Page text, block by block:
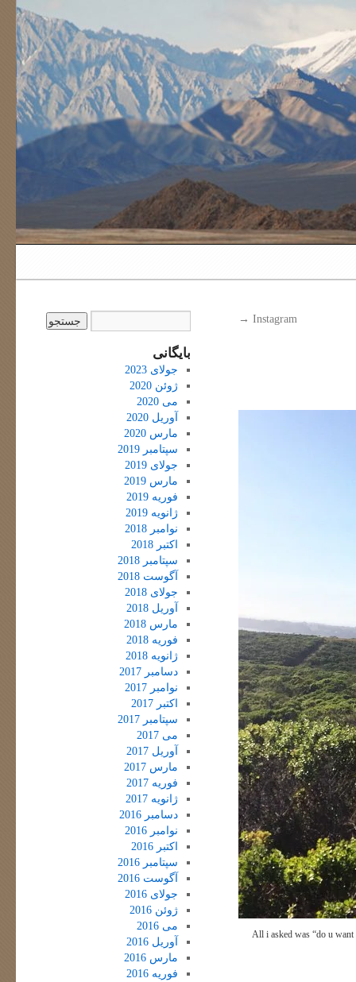
Instagram
→
All i asked was “do u
بایگانی
جولای 2023
ژوئن 2020
می 2020
آوریل 2020
مارس 2020
سپتامبر 2019
جولای 2019
مارس 2019
فوریه 2019
ژانویه 2019
نوامبر 2018
اکتبر 2018
سپتامبر 2018
آگوست 2018
جولای 2018
آوریل 2018
مارس 2018
فوریه 2018
ژانویه 2018
دسامبر 2017
نوامبر 2017
اکتبر 2017
سپتامبر 2017
می 2017
آوریل 2017
مارس 2017
فوریه 2017
ژانویه 2017
دسامبر 2016
نوامبر 2016
اکتبر 2016
سپتامبر 2016
آگوست 2016
جولای 2016
ژوئن 2016
می 2016
آوریل 2016
مارس 2016
فوریه 2016